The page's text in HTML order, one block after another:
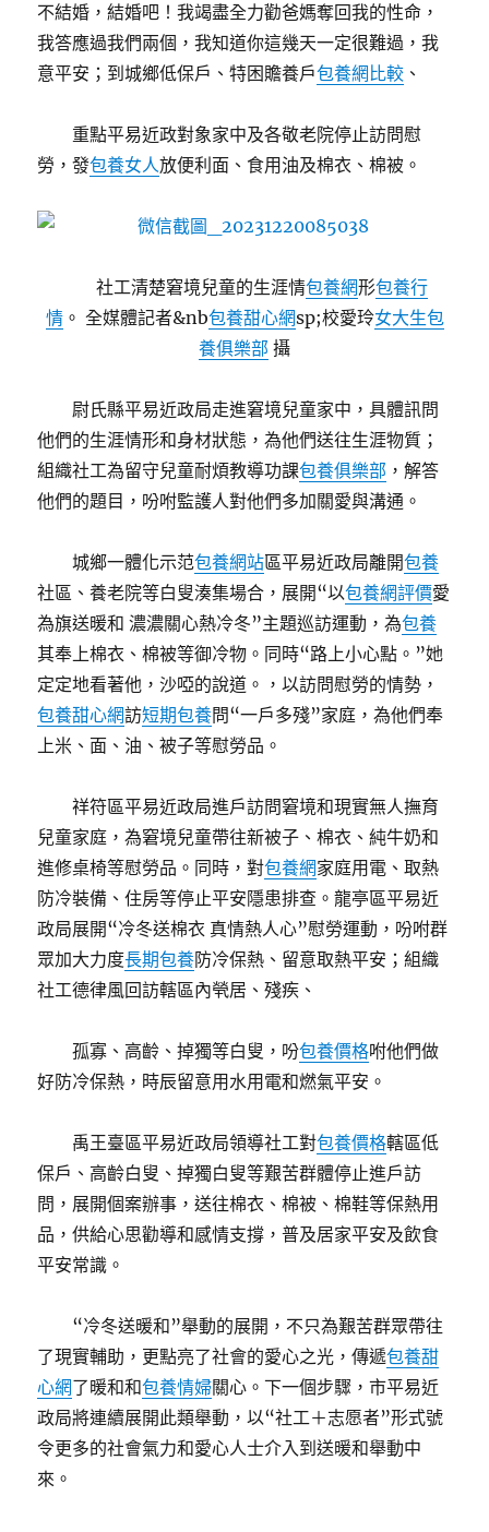
不結婚，結婚吧！我竭盡全力勸爸媽奪回我的性命，
我答應過我們兩個，我知道你這幾天一定很難過，我
意平安；到城鄉低保戶、特困贍養戶包養網比較 、
重點平易近政對象家中及各敬老院停止訪問慰
勞，發包養女人放便利面、食用油及棉衣、棉被。
社工清楚窘境兒童的生涯情包養網形包養行
情。 全媒體記者&nb包養甜心網sp;校愛玲女大生包
養俱樂部 攝
尉氏縣平易近政局走進窘境兒童家中，具體訊問
他們的生涯情形和身材狀態，為他們送往生涯物質；
組織社工為留守兒童耐煩教導功課包養俱樂部 ，解答
他們的題目，吩咐監護人對他們多加關愛與溝通。
城鄉一體化示范包養網站區平易近政局離開包養
社區、養老院等白叟湊集場合，展開“以包養網評價愛
為旗送暖和 濃濃關心熱冷冬”主題巡訪運動，為包養
其奉上棉衣、棉被等御冷物。同時“路上小心點。”她
定定地看著他，沙啞的說道。，以訪問慰勞的情勢，
包養甜心網訪短期包養問“一戶多殘”家庭，為他們奉
上米、面、油、被子等慰勞品。
祥符區平易近政局進戶訪問窘境和現實無人撫育
兒童家庭，為窘境兒童帶往新被子、棉衣、純牛奶和
進修桌椅等慰勞品。同時，對包養網家庭用電、取熱
防冷裝備、住房等停止平安隱患排查。龍亭區平易近
政局展開“冷冬送棉衣 真情熱人心”慰勞運動，吩咐群
眾加大力度長期包養防冷保熱、留意取熱平安；組織
社工德律風回訪轄區內煢居、殘疾、
孤寡、高齡、掉獨等白叟，吩包養價格咐他們做
好防冷保熱，時辰留意用水用電和燃氣平安。
禹王臺區平易近政局領導社工對包養價格轄區低
保戶、高齡白叟、掉獨白叟等艱苦群體停止進戶訪
問，展開個案辦事，送往棉衣、棉被、棉鞋等保熱用
品，供給心思勸導和感情支撐，普及居家平安及飲食
平安常識。
“冷冬送暖和”舉動的展開，不只為艱苦群眾帶往
了現實輔助，更點亮了社會的愛心之光，傳遞包養甜
心網了暖和和包養情婦關心。下一個步驟，市平易近
政局將連續展開此類舉動，以“社工＋志愿者”形式號
令更多的社會氣力和愛心人士介入到送暖和舉動中
來。